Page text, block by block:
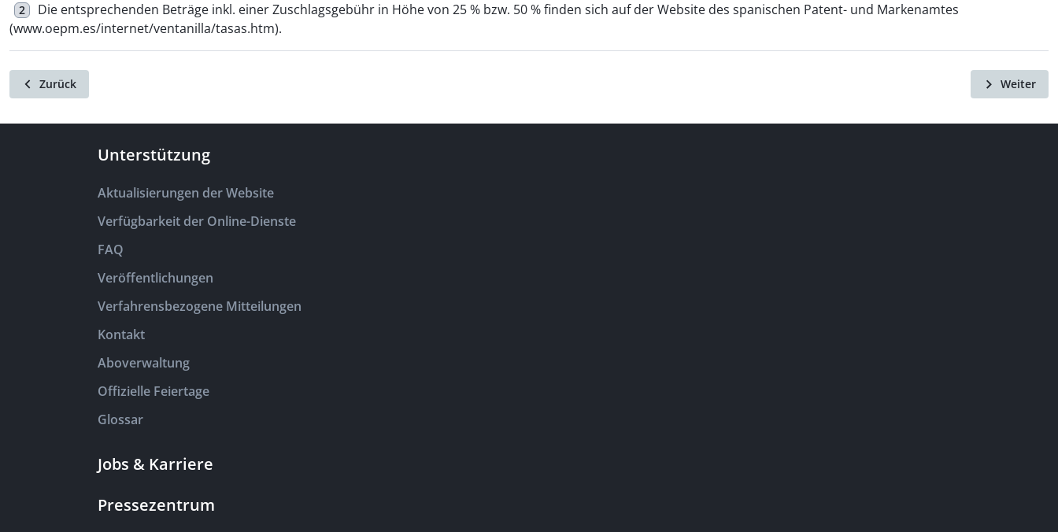
2
Die entsprechenden Beträge inkl. einer Zuschlagsgebühr in Höhe von 25 % bzw. 50 % finden sich auf der Website des spanischen Patent- und Markenamtes
(www.oepm.es/internet/ventanilla/tasas.htm).
Zurück Weiter
Unterstützung
Aktualisierungen der Website
Verfügbarkeit der Online-Dienste
FAQ
Veröffentlichungen
Verfahrensbezogene Mitteilungen
Kontakt
Aboverwaltung
Offizielle Feiertage
Glossar
Jobs & Karriere
Pressezentrum